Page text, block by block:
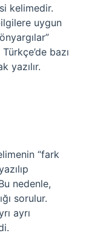
kelimedir.
uygun
bazı
yazılır.
“fark
nedenle,
sorulur.
ayrı